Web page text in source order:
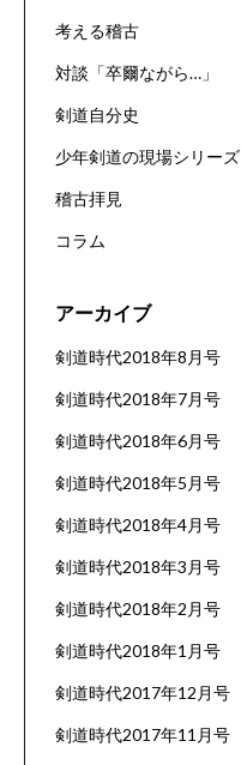
考える稽古
対談「卒爾ながら…」
剣道自分史
少年剣道の現場シリーズ
稽古拝見
コラム
アーカイブ
剣道時代2018年8月号
剣道時代2018年7月号
剣道時代2018年6月号
剣道時代2018年5月号
剣道時代2018年4月号
剣道時代2018年3月号
剣道時代2018年2月号
剣道時代2018年1月号
剣道時代2017年12月号
剣道時代2017年11月号